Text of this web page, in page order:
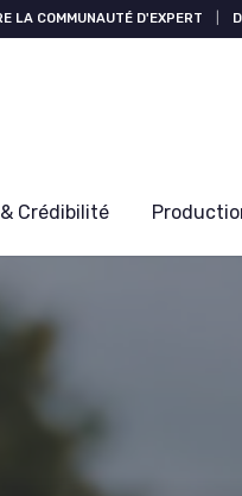
LA COMMUNAUTÉ D'EXPERT
& Crédibilité